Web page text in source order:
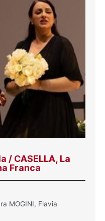
/ CASELLA, La
Franca
MOGINI, Flavia